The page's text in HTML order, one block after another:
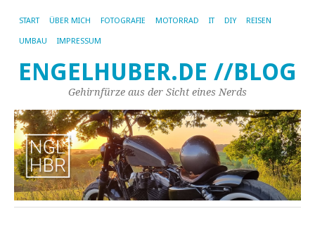
START ÜBER MICH FOTOGRAFIE MOTORRAD IT DIY REISEN
UMBAU IMPRESSUM
ENGELHUBER.DE //BLOG
Gehirnfürze aus der Sicht eines Nerds